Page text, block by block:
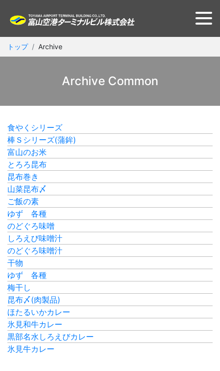
トップ Archive
Archive Common
食やくシリーズ
棒Ｓシリーズ(蒲鉾)
富山のお米
とろろ昆布
昆布巻き
山菜昆布〆
ご飯の素
ゆず 各種
のどぐろ味噌
しろえび味噌汁
のどぐろ味噌汁
干物
ゆず 各種
梅干し
昆布〆(肉製品)
ほたるいかカレー
氷見和牛カレー
黒部名水しろえびカレー
氷見牛カレー